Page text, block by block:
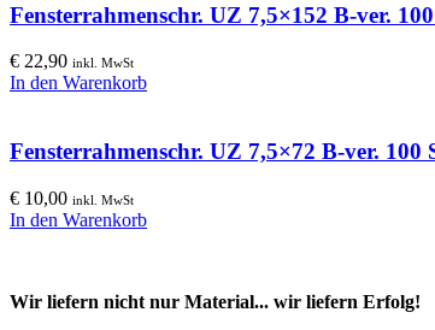
Fensterrahmenschr. UZ 7,5×152 B-ver.
€ 22,90 inkl. MwSt
In den Warenkorb
Fensterrahmenschr. UZ 7,5×72 B-ver. 100
€ 10,00 inkl. MwSt
In den Warenkorb
Wir liefern nicht nur Material... wir liefern Erfolg!